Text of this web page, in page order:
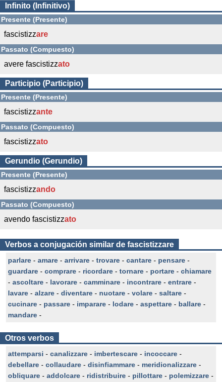
Infinito (Infinitivo)
Presente (Presente)
fascistizzare
Passato (Compuesto)
avere fascistizzato
Participio (Participio)
Presente (Presente)
fascistizzante
Passato (Compuesto)
fascistizzato
Gerundio (Gerundio)
Presente (Presente)
fascistizzando
Passato (Compuesto)
avendo fascistizzato
Verbos a conjugación similar de fascistizzare
parlare - amare - arrivare - trovare - cantare - pensare -
guardare - comprare - ricordare - tornare - portare - chiamare
- ascoltare - lavorare - camminare - incontrare - entrare -
lavare - alzare - diventare - nuotare - volare - saltare -
cucinare - passare - imparare - lodare - aspettare - ballare -
mandare -
Otros verbos
attemparsi - canalizzare - imbertescare - incoccare -
debellare - collaudare - disinfiammare - meridionalizzare -
obliquare - addolcare - ridistribuire - pillottare - polemizzare -